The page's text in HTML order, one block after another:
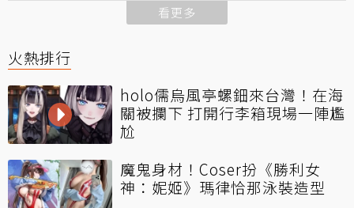
看更多
火熱排行
holo儒烏風亭螺鈿來台灣！在海
關被攔下 打開行李箱現場一陣尷
尬
魔鬼身材！Coser扮《勝利女
神：妮姬》瑪律恰那泳裝造型